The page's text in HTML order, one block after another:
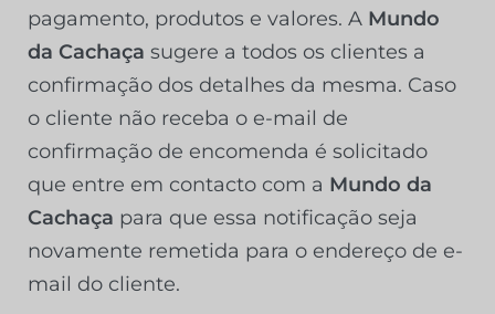
pagamento, produtos e valores. A Mundo
da Cachaça sugere a todos os clientes a
confirmação dos detalhes da mesma. Caso
o cliente não receba o e-mail de
confirmação de encomenda é solicitado
que entre em contacto com a Mundo da
Cachaça para que essa notificação seja
novamente remetida para o endereço de e-
mail do cliente.